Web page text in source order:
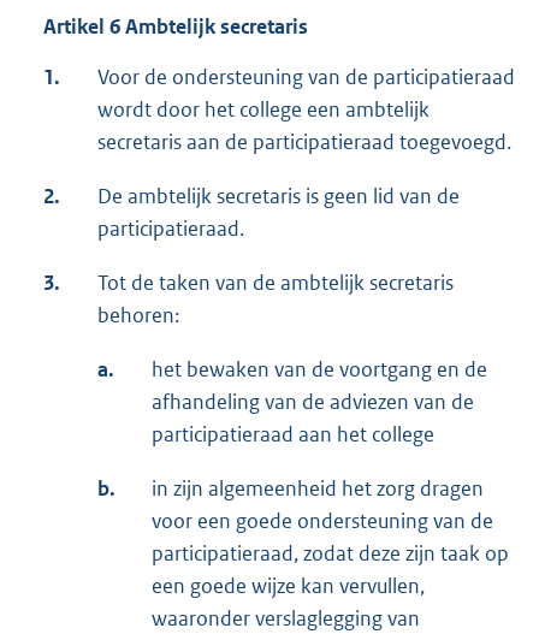
Artikel 6 Ambtelijk secretaris
1.
Voor de ondersteuning van de participatieraad
wordt door het college een ambtelijk
secretaris aan de participatieraad toegevoegd.
2.
De ambtelijk secretaris is geen lid van de
participatieraad.
3.
Tot de taken van de ambtelijk secretaris
behoren:
a.
het bewaken van de voortgang en de
afhandeling van de adviezen van de
participatieraad aan het college
b.
in zijn algemeenheid het zorg dragen
voor een goede ondersteuning van de
participatieraad, zodat deze zijn taak op
een goede wijze kan vervullen,
waaronder verslaglegging van